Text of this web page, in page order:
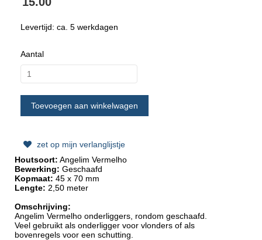
Levertijd: ca. 5 werkdagen
Aantal
zet op mijn verlanglijstje
Houtsoort: Angelim Vermelho
Bewerking: Geschaafd
Kopmaat: 45 x 70 mm
Lengte: 2,50 meter
Omschrijving:
Angelim Vermelho onderliggers, rondom geschaafd.
Veel gebruikt als onderligger voor vlonders of als
bovenregels voor een schutting.